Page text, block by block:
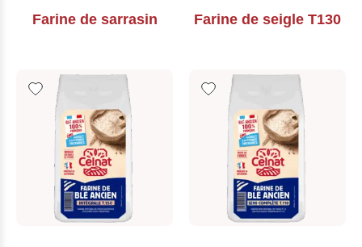
Farine de sarrasin Farine de seigle T130